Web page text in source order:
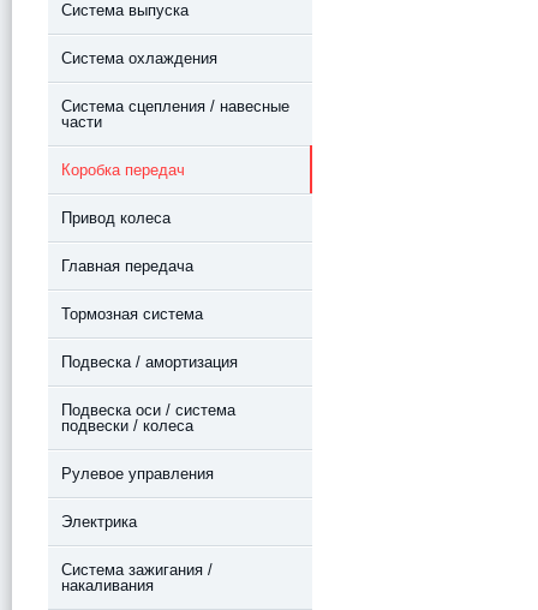
Система выпуска
Система охлаждения
Система сцепления / навесные
части
Коробка передач
Привод колеса
Главная передача
Тормозная система
Подвеска / амортизация
Подвеска оси / система
подвески / колеса
Рулевое управления
Электрика
Система зажигания /
накаливания